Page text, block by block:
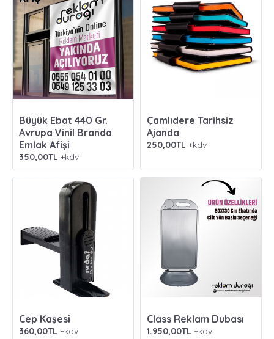
Büyük Ebat 440 Gr.
Avrupa Vinil Branda
Emlak Afişi
350,00TL +kdv
Çamlıdere Tarihsiz
Ajanda
250,00TL +kdv
Cep Kaşesi
360,00TL +kdv
Class Reklam Dubası
1.950,00TL +kdv